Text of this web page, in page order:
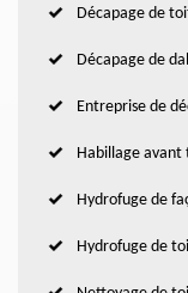
Décapage de
Décapage de
Entreprise de
Habillage avant
Hydrofuge de
Hydrofuge de